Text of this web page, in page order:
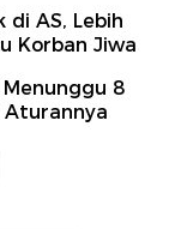
di AS, Lebih
Korban Jiwa
8
Aturannya